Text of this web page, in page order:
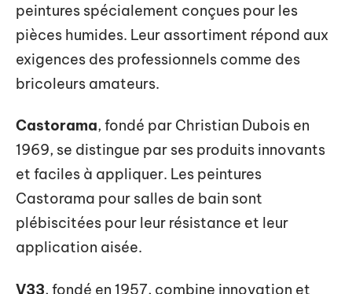
peintures spécialement conçues pour les
pièces humides. Leur assortiment répond aux
exigences des professionnels comme des
bricoleurs amateurs.
Castorama, fondé par Christian Dubois en
1969, se distingue par ses produits innovants
et faciles à appliquer. Les peintures
Castorama pour salles de bain sont
plébiscitées pour leur résistance et leur
application aisée.
V33, fondé en 1957, combine innovation et